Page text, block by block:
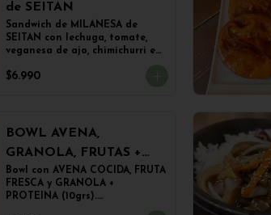
de SEITAN
Sandwich de MILANESA de
SEITAN con lechuga, tomate,
veganesa de ajo, chimichurri en
de papas fritas.
$6.990
BOWL AVENA,
GRANOLA, FRUTAS +
PROTEINA
Bowl con AVENA COCIDA, FRUTA
FRESCA y GRANOLA +
PROTEINA (10grs).